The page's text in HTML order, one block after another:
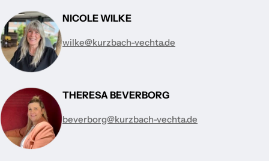
NICOLE WILKE
wilke@kurzbach-vechta.de
THERESA BEVERBORG
beverborg@kurzbach-vechta.de